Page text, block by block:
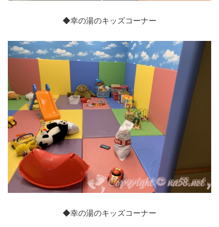
◆幸の湯のキッズコーナー
◆幸の湯のキッズコーナー